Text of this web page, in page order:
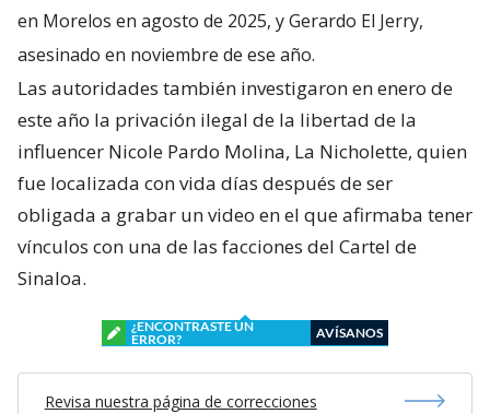
en Morelos en agosto de 2025, y Gerardo El Jerry,
asesinado en noviembre de ese año.
Las autoridades también investigaron en enero de
este año la privación ilegal de la libertad de la
influencer Nicole Pardo Molina, La Nicholette, quien
fue localizada con vida días después de ser
obligada a grabar un video en el que afirmaba tener
vínculos con una de las facciones del Cartel de
Sinaloa.
¿ENCONTRASTE UN
ERROR?
AVÍSANOS
Revisa nuestra página de correcciones